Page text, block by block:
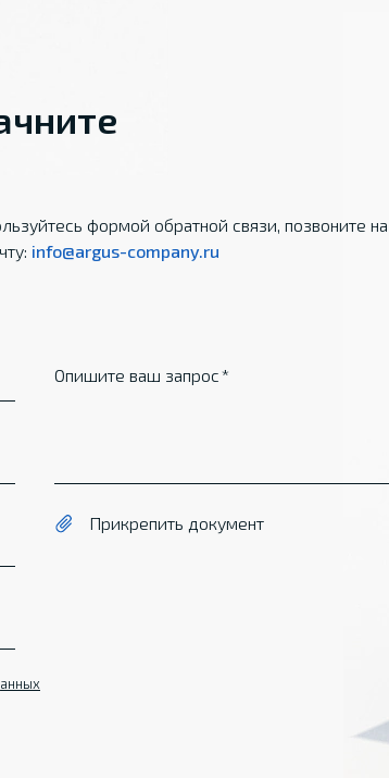
формой обратной связи, позвоните на
info@argus-company.ru
Опишите ваш запрос
Прикрепить документ